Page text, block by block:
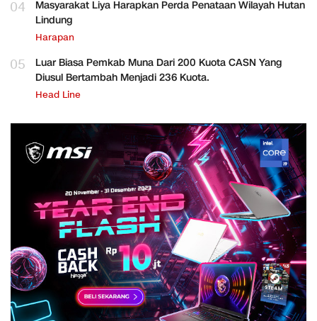
04
Masyarakat Liya Harapkan Perda Penataan Wilayah Hutan
Lindung
Harapan
05
Luar Biasa Pemkab Muna Dari 200 Kuota CASN Yang
Diusul Bertambah Menjadi 236 Kuota.
Head Line